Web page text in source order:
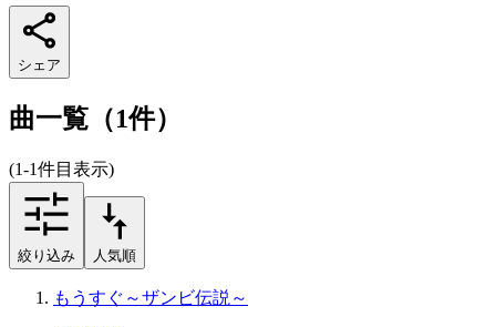
シェア
曲一覧（1件）
(1-1件目表示)
絞り込み 人気順
もうすぐ～ザンビ伝説～